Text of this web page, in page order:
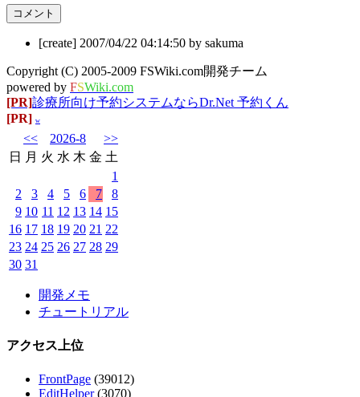
[create] 2007/04/22 04:14:50 by sakuma
Copyright (C) 2005-2009 FSWiki.com開発チーム
powered by FSWiki.com
[PR]診療所向け予約システムならDr.Net 予約くん
[PR] w
<< 2026-8
>>
日
月 火 水 木 金 土
1
2
3 4 5 6 7
8
9 10 11 12 13 14 15
16 17 18 19 20 21 22
23 24 25 26 27 28 29
30 31
開発メモ
チュートリアル
アクセス上位
FrontPage (39012)
EditHelper(3070)